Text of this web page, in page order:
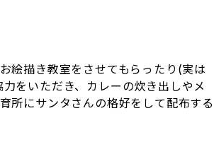
絵描き教室をさせてもらったり(実は
をいただき、カレーの炊き出しやメ
所にサンタさんの格好をして配布する